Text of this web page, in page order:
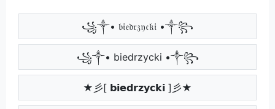
꧁༒• 𝔟𝔦𝔢𝔡𝔯𝔷𝔶𝔠𝔨𝔦 •༒꧂
꧁༒• biedrzycki •༒꧂
★彡[ 𝗯𝗶𝗲𝗱𝗿𝘇𝘆𝗰𝗸𝗶 ]彡★